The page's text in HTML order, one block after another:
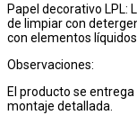
Papel decorativo LPL:
de limpiar con
con elementos líquidos.
Observaciones:
El producto se
montaje detallada.